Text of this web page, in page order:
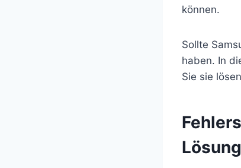
können.
Sollte
haben. In
Sie sie